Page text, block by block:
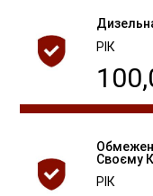
РІК
Своєму
РІК